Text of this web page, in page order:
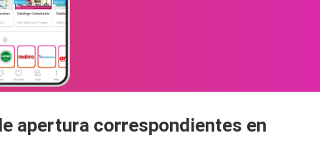
apertura correspondientes en